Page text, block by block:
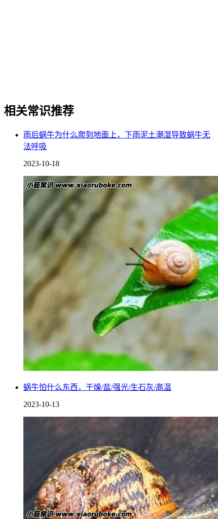
“桃”的谐音为“逃”，所以黄桃罐头可以寓意逃离全部烦恼，不
开心的事情都逃之夭夭，好运降临身边，适合将黄桃罐头送给
亲戚朋友，希望他们今后的生活无忧无虑，摆脱所有忧愁。
黄桃罐头有什么功效
1.滋阴补肾
相关常识推荐
雨后蜗牛为什么爬到地面上，下雨泥土潮湿导致蜗牛无
法呼吸
2023-10-18
蜗牛怕什么东西，干燥/盐/强光/生石灰/高温
2023-10-13